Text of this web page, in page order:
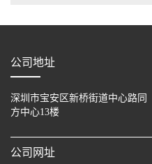
公司地址
深圳市宝安区新桥街道中心路同
方中心13楼
公司网址